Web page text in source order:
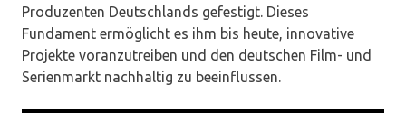
Produzenten Deutschlands gefestigt. Dieses
Fundament ermöglicht es ihm bis heute, innovative
Projekte voranzutreiben und den deutschen Film- und
Serienmarkt nachhaltig zu beeinflussen.